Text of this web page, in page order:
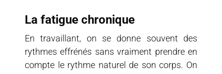
La fatigue chronique
En travaillant, on se donne souvent des
rythmes effrénés sans vraiment prendre en
compte le rythme naturel de son corps. On